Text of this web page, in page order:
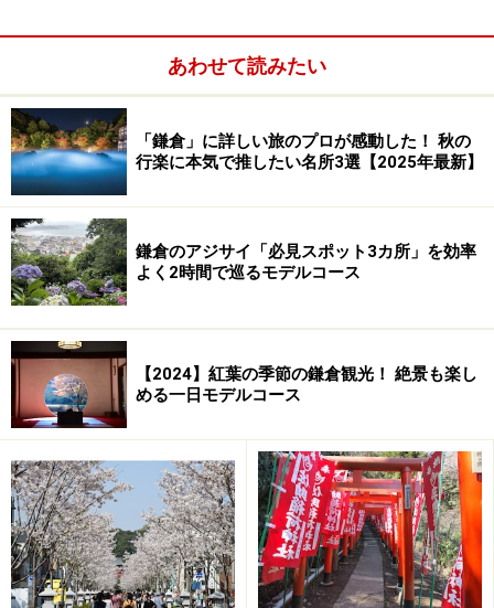
２位 建長寺
関東に約500ある臨済宗建長寺派寺院の総本山。鎌倉五
山第一位の名刹です。建長5（1253）年、鎌倉幕府の執
権・北条時頼が宋から禅宗の高僧、蘭渓道隆（らんけい
どうりゅう・大覚禅師）を招き、日本最初の本格的な禅
あわせて読みたい
「鎌倉」に詳しい旅のプロが感動した！ 秋の
行楽に本気で推したい名所3選【2025年最新】
鎌倉のアジサイ「必見スポット3カ所」を効率
よく2時間で巡るモデルコース
【2024】紅葉の季節の鎌倉観光！ 絶景も楽し
める一日モデルコース